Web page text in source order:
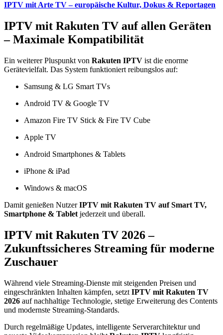
IPTV mit Arte TV – europäische Kultur, Dokus & Reportagen
IPTV mit Rakuten TV auf allen Geräten
– Maximale Kompatibilität
Ein weiterer Pluspunkt von Rakuten IPTV ist die enorme
Gerätevielfalt. Das System funktioniert reibungslos auf:
Samsung & LG Smart TVs
Android TV & Google TV
Amazon Fire TV Stick & Fire TV Cube
Apple TV
Android Smartphones & Tablets
iPhone & iPad
Windows & macOS
Damit genießen NutzerIPTV mit Rakuten TV auf Smart TV,
Smartphone & Tablet jederzeit und überall.
IPTV mit Rakuten TV 2026 –
Zukunftssicheres Streaming für moderne
Zuschauer
Während viele Streaming-Dienste mit steigenden Preisen und
eingeschränkten Inhalten kämpfen, setzt IPTV mit Rakuten TV
2026 auf nachhaltige Technologie, stetige Erweiterung des Contents
und modernste Streaming-Standards.
Durch regelmäßige Updates, intelligente Serverarchitektur und